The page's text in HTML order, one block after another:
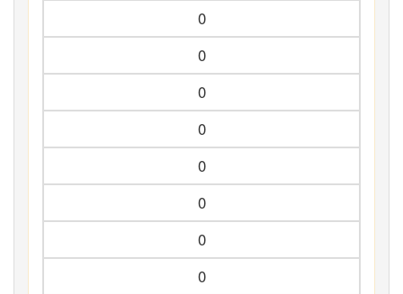
0
0
0
0
0
0
0
0